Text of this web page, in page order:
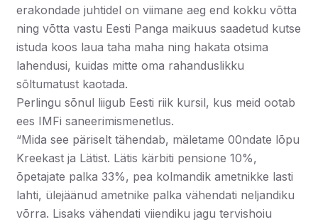
erakondade juhtidel on viimane aeg end kokku võtta
ning võtta vastu Eesti Panga maikuus saadetud kutse
istuda koos laua taha maha ning hakata otsima
lahendusi, kuidas mitte oma rahanduslikku
sõltumatust kaotada.
Perlingu sõnul liigub Eesti riik kursil, kus meid ootab
ees IMFi saneerimismenetlus.
“Mida see päriselt tähendab, mäletame 00ndate lõpu
Kreekast ja Lätist. Lätis kärbiti pensione 10%,
õpetajate palka 33%, pea kolmandik ametnikke lasti
lahti, ülejäänud ametnike palka vähendati neljandiku
võrra. Lisaks vähendati viiendiku jagu tervishoiu